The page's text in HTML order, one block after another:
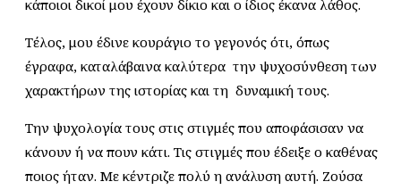
κάποιοι δικοί μου έχουν δίκιο και ο ίδιος έκανα λάθος.
Τέλος, μου έδινε κουράγιο το γεγονός ότι, όπως
έγραφα, καταλάβαινα καλύτερα την ψυχοσύνθεση των
χαρακτήρων της ιστορίας και τη δυναμική τους.
Την ψυχολογία τους στις στιγμές που αποφάσισαν να
κάνουν ή να πουν κάτι. Τις στιγμές που έδειξε ο καθένας
ποιος ήταν. Με κέντριζε πολύ η ανάλυση αυτή. Ζούσα